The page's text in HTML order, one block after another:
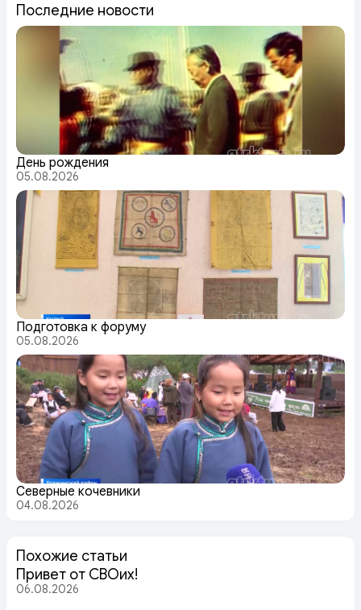
Последние новости
День рождения
05.08.2026
Подготовка к форуму
05.08.2026
Северные кочевники
04.08.2026
Похожие статьи
Привет от СВОих!
06.08.2026